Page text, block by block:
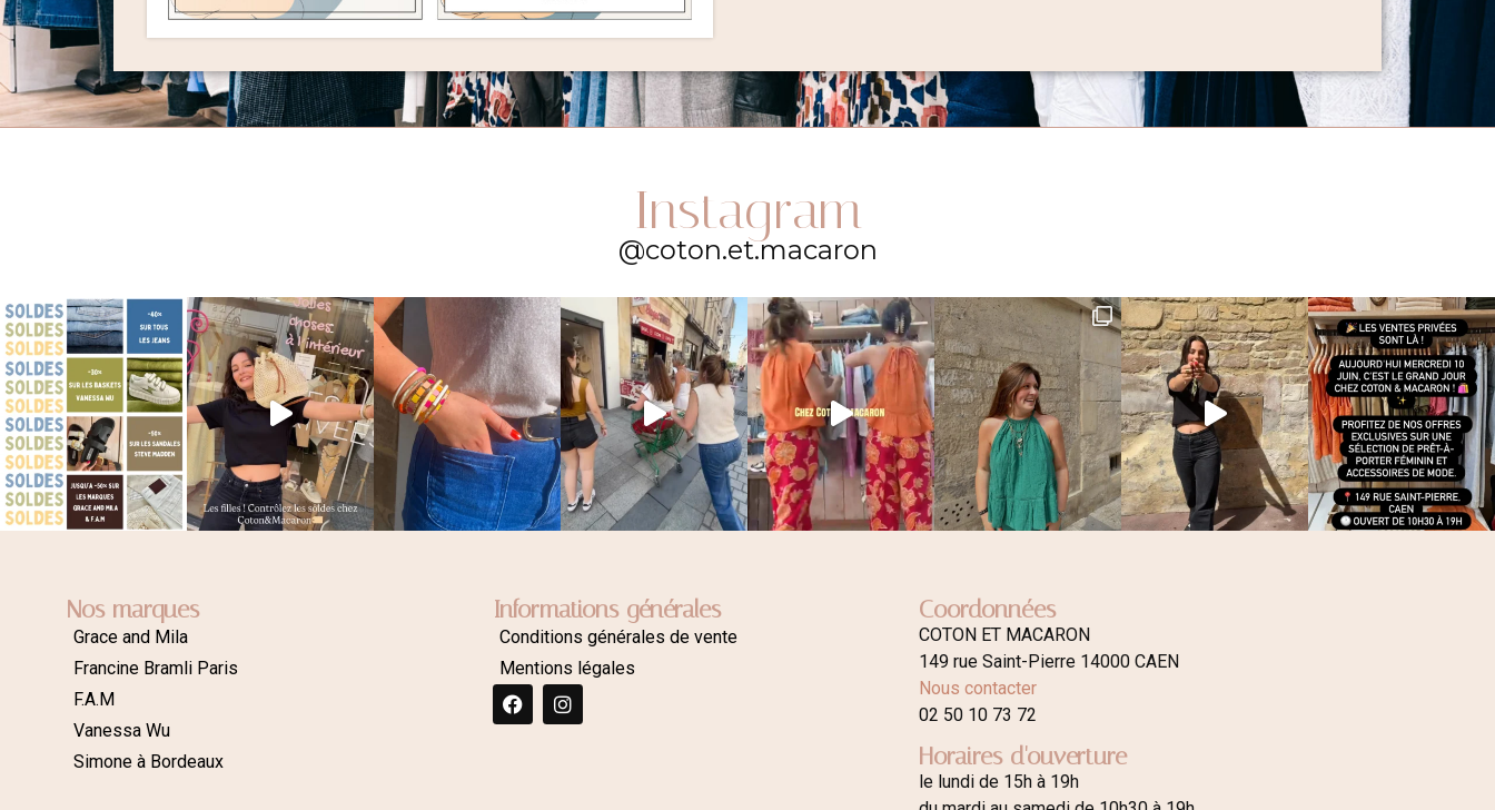
Instagram
@coton.et.macaron
Nos marques
Grace and Mila
Francine Bramli Paris
F.A.M
Vanessa Wu
Simone à Bordeaux
Informations générales
Conditions générales de vente
Mentions légales
Coordonnées
COTON ET MACARON
149 rue Saint-Pierre 14000 CAEN
Nous contacter
02 50 10 73 72
Horaires d'ouverture
le lundi de 15h à 19h